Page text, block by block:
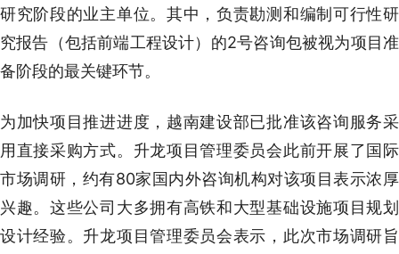
研究阶段的业主单位。其中，负责勘测和编制可行性研
究报告（包括前端工程设计）的2号咨询包被视为项目准
备阶段的最关键环节。
为加快项目推进进度，越南建设部已批准该咨询服务采
用直接采购方式。升龙项目管理委员会此前开展了国际
市场调研，约有80家国内外咨询机构对该项目表示浓厚
兴趣。这些公司大多拥有高铁和大型基础设施项目规划
设计经验。升龙项目管理委员会表示，此次市场调研旨